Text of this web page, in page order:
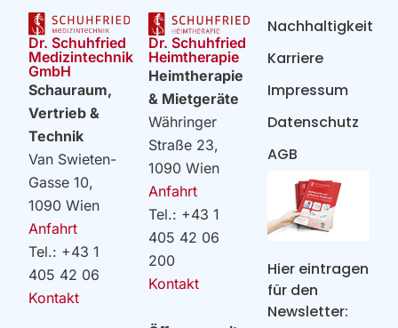
Dr. Schuhfried
Medizintechnik
GmbH
Schauraum,
Vertrieb &
Technik
Van Swieten-
Gasse 10,
1090 Wien
Anfahrt
Tel.: +43 1
405 42 06
Kontakt
Dr. Schuhfried
Heimtherapie
Heimtherapie
& Mietgeräte
Währinger
Straße 23,
1090 Wien
Anfahrt
Tel.: +43 1
405 42 06
200
Kontakt
Hier eintragen
für den
Newsletter:
Nachhaltigkeit
Karriere
Impressum
Datenschutz
AGB